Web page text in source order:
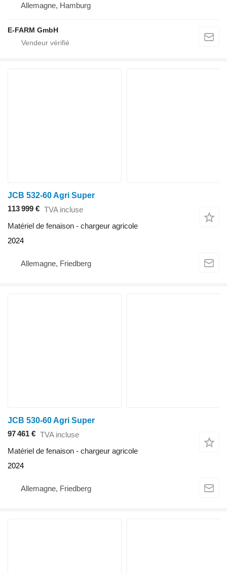
Allemagne, Hamburg
E-FARM GmbH
JCB 532-60 Agri Super
113 999 € TVA incluse
Matériel de fenaison - chargeur agricole
2024
Allemagne, Friedberg
JCB 530-60 Agri Super
97 461 € TVA incluse
Matériel de fenaison - chargeur agricole
2024
Allemagne, Friedberg